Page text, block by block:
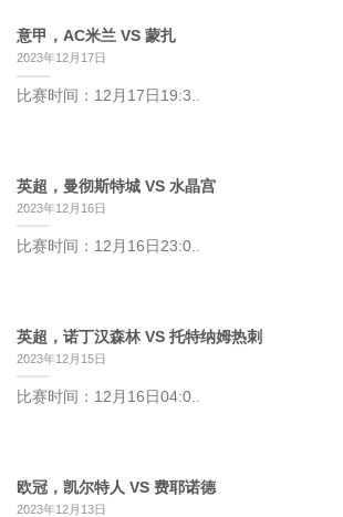
意甲，AC米兰 VS 蒙扎
2023年12月17日
比赛时间：12月17日19:3..
英超，曼彻斯特城 VS 水晶宫
2023年12月16日
比赛时间：12月16日23:0..
英超，诺丁汉森林 VS 托特纳姆热刺
2023年12月15日
比赛时间：12月16日04:0..
欧冠，凯尔特人 VS 费耶诺德
2023年12月13日